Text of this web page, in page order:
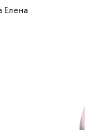
Елена